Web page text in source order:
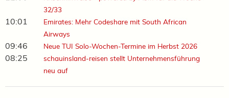
32/33
10:01
Emirates: Mehr Codeshare mit South African
Airways
09:46 Neue TUI Solo-Wochen-Termine im Herbst 2026
08:25
schauinsland-reisen stellt Unternehmensführung
neu auf